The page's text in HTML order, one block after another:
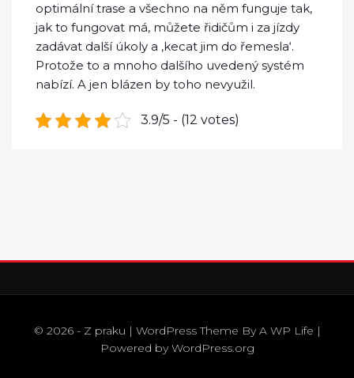
optimální trase a všechno na něm funguje tak,
jak to fungovat má, můžete řidičům i za jízdy
zadávat další úkoly a ‚kecat jim do řemesla‘.
Protože to a mnoho dalšího uvedený systém
nabízí. A jen blázen by toho nevyužil.
3.9/5 - (12 votes)
© 2026 - Z praku | WordPress Theme ByA WP Life |
Powered byWordPress.org